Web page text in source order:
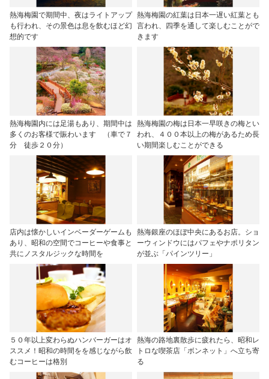
熱海梅園で期間中、夜はライトアップ
も行われ、その景色は息を飲むほど幻
想的です
熱海梅園の紅葉は日本一遅い紅葉とも
言われ、四季を通して楽しむことがで
きます
熱海梅園内には足湯もあり、期間中は
多くのお客様で賑わいます （車で７
分 徒歩２０分）
熱海梅園の梅は日本一早咲きの梅とい
われ、４００本以上の梅があるため長
い期間楽しむことができる
店内は懐かしいインベーダーゲームも
あり、昭和の空間でコーヒーや食事と
共にノスタルジックな時間を
熱海銀座のほぼ中央にあるお店。ショ
ーウィンドウにはパフェやナポリタン
が並ぶ「パインツリー」
５０年以上変わらぬハンバーガーはオ
ススメ！昭和の時間をを感じながら飲
むコーヒーは格別
熱海の路地裏散歩に疲れたら、昭和レ
トロな喫茶店「ボンネット」へ立ち寄
る